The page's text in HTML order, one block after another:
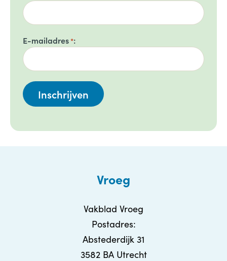
E-mailadres*
Vroeg
Vakblad Vroeg
Postadres:
Abstederdijk 31
3582 BA Utrecht